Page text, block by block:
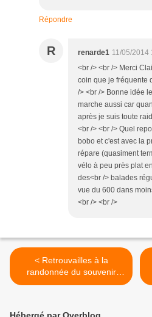
Répondre
R renarde1 11/05/2014
<br /> <br /> Merci
coin que je fréquente
/> <br /> Bonne idée
marche aussi car
après je suis toute
<br /> <br /> Quel
bobo et c'est avec la
répare (quasiment
vélo à peu près plat
des<br /> balades
vue du 600 dans
<br /> <br />
< Retrouvailles à la
randonnée du souvenir
J.Rivat